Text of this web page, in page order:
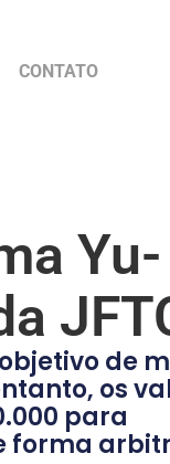
CONTATO
Yu-
de
os
para
forma